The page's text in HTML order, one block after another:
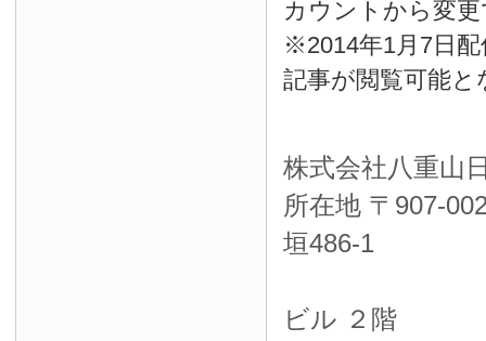
カウントから変
※2014年1月7日
記事が閲覧可能
株式会社八重山
所在地 〒 907-
垣486-1
ビル ２階